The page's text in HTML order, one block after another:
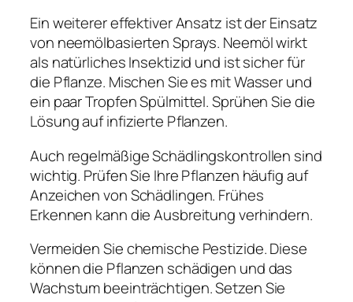
Ein weiterer effektiver Ansatz ist der Einsatz
von neemölbasierten Sprays. Neemöl wirkt
als natürliches Insektizid und ist sicher für
die Pflanze. Mischen Sie es mit Wasser und
ein paar Tropfen Spülmittel. Sprühen Sie die
Lösung auf infizierte Pflanzen.
Auch regelmäßige Schädlingskontrollen sind
wichtig. Prüfen Sie Ihre Pflanzen häufig auf
Anzeichen von Schädlingen. Frühes
Erkennen kann die Ausbreitung verhindern.
Vermeiden Sie chemische Pestizide. Diese
können die Pflanzen schädigen und das
Wachstum beeinträchtigen. Setzen Sie